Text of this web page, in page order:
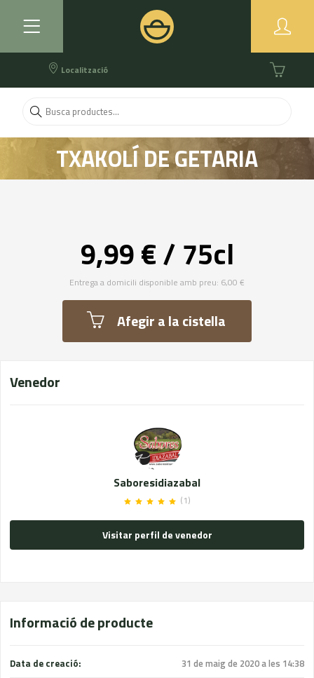
Localització
TXAKOLÍ DE GETARIA
9,99 € / 75cl
Entrega a domicili disponible amb preu: 6,00 €
Afegir a la cistella
Venedor
Saboresidiazabal
(1)
Visitar perfil de venedor
Informació de producte
Data de creació: 31 de maig de 2020 a les 14:38